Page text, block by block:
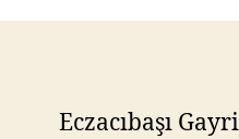
Eczacıbaşı